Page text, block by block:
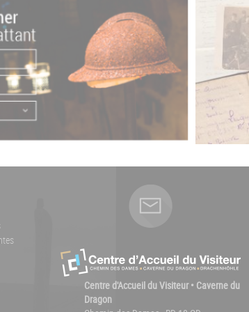
Centre d'Accueil du Visiteur • Caverne du
Dragon